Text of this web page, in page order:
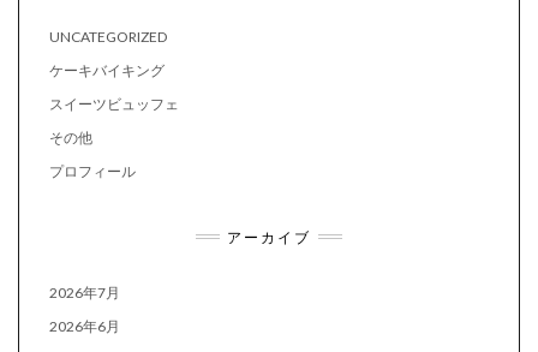
UNCATEGORIZED
ケーキバイキング
スイーツビュッフェ
その他
プロフィール
アーカイブ
2026年7月
2026年6月